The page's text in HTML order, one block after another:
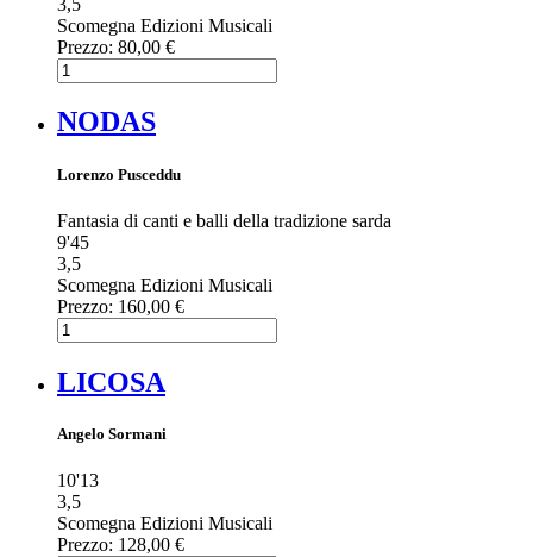
Scomegna Edizioni Musicali
Prezzo: 80,00 €
NODAS
Lorenzo Pusceddu
Fantasia di canti e balli della tradizione sarda
9'45
3,5
Scomegna Edizioni Musicali
Prezzo: 160,00 €
LICOSA
Angelo Sormani
10'13
3,5
Scomegna Edizioni Musicali
Prezzo: 128,00 €